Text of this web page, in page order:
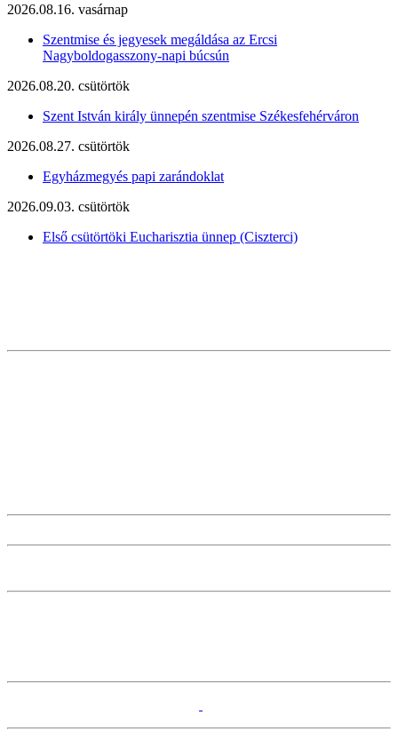
2026.08.16. vasárnap
Szentmise és jegyesek megáldása az Ercsi
Nagyboldogasszony-napi búcsún
2026.08.20. csütörtök
Szent István király ünnepén szentmise Székesfehérváron
2026.08.27. csütörtök
Egyházmegyés papi zarándoklat
2026.09.03. csütörtök
Első csütörtöki Eucharisztia ünnep (Ciszterci)